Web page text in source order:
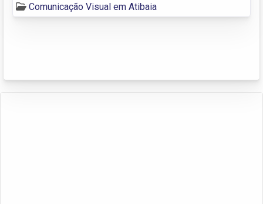
Comunicação Visual em Atibaia